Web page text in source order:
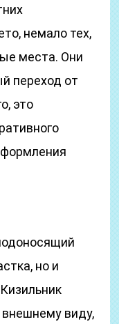
немало тех,
места. Они
переход от
это
но и
виду,